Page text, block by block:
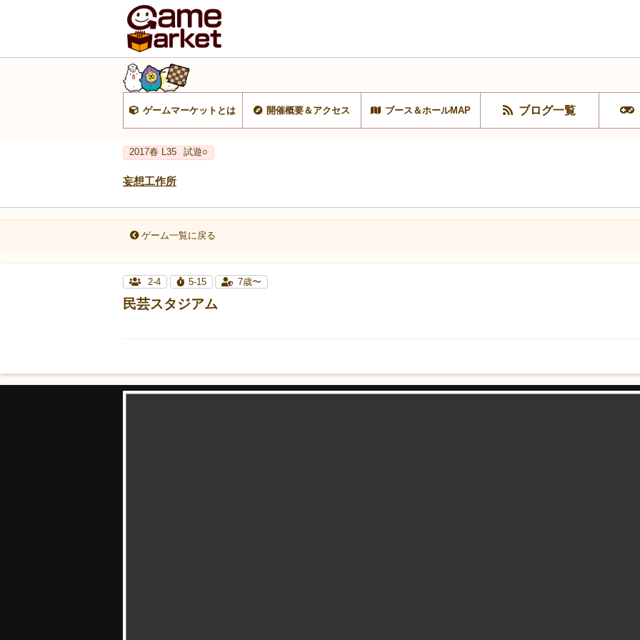
ゲームマーケットとは 開催概要＆アクセス ブース＆ホールMAP ブログ一覧
2017春 L35 試遊○
妄想工作所
ゲーム一覧に戻る
2-4 5-15 7歳〜
民芸スタジアム